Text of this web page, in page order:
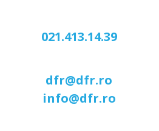
021.413.14.39
dfr@dfr.ro
info@dfr.ro